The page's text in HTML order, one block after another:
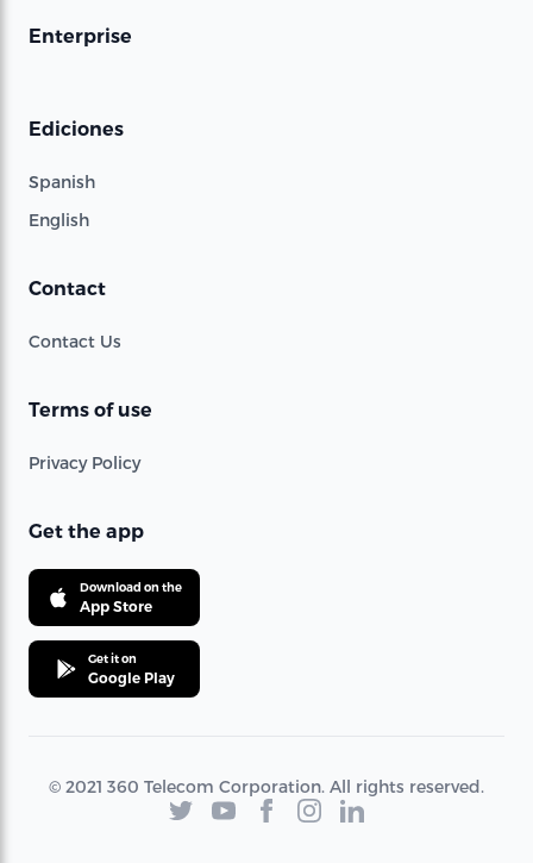
Enterprise
Ediciones
Spanish
English
Contact
Contact Us
Terms of use
Privacy Policy
Get the app
Download on the
App Store
Get it on
Google Play
© 2021 360 Telecom Corporation. All rights reserved.